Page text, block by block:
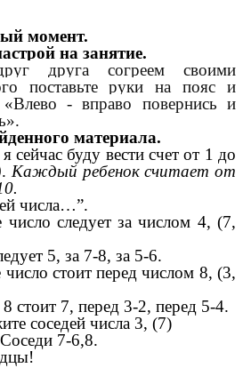
момент.
на занятие.
друга согреем своими
поставьте руки на пояс и
«Влево - вправо повернись и
материала.
сейчас буду вести счет от 1 до
Каждый ребенок считает от
числа…”.
число следует за числом 4, (7,
5, за 7-8, за 5-6.
число стоит перед числом 8, (3,
стоит 7, перед 3-2, перед 5-4.
соседей числа 3, (7)
7-6,8.